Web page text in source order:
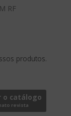
RF
produtos.
o catálogo
revista